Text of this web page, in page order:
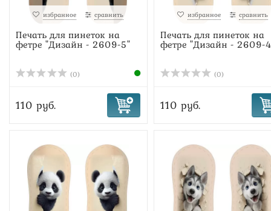
избранное сравнить
Печать для пинеток на
фетре "Дизайн - 2609-5"
(0)
110 руб.
избранное сравнить
Печать для пинеток на
фетре "Дизайн - 2609-
(0)
110 руб.